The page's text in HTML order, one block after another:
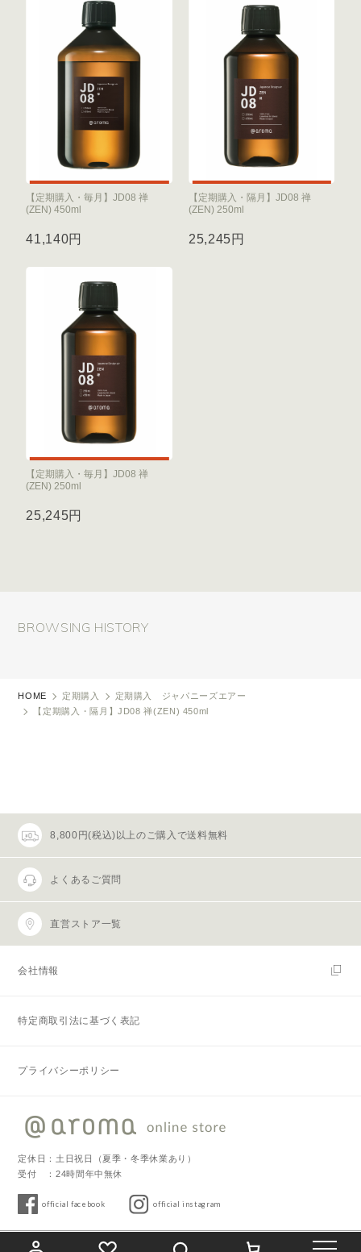
【定期購入・毎月】JD08 禅
(ZEN) 450ml
41,140円
【定期購入・隔月】JD08 禅
(ZEN) 250ml
25,245円
【定期購入・毎月】JD08 禅
(ZEN) 250ml
25,245円
BROWSING HISTORY
HOME 定期購入
定期購入 ジャパニーズエアー
【定期購入・隔月】JD08 禅(ZEN) 450ml
8,800円(税込)以上のご購入で送料無料
よくあるご質問
直営ストア一覧
会社情報
特定商取引法に基づく表記
プライバシーポリシー
定休日：土日祝日（夏季・冬季休業あり）
受付 ：24時間年中無休
official facebook official instagram